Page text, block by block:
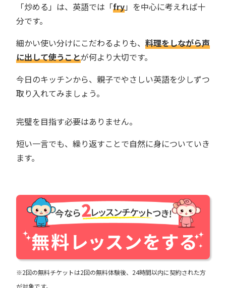
「炒める」は、英語では「fry」を中心に考えれば十
分です。
細かい使い分けにこだわるよりも、 料理をしながら声
に出して使うことが何より大切です。
今日のキッチンから、親子でやさしい英語を少しずつ
取り入れてみましょう。
完璧を目指す必要はありません。
短い一言でも、繰り返すことで自然に身についていき
ます。
※2回の無料チケットは2回の無料体験後、24時間以内に契約された方